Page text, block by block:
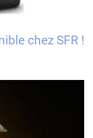
chez SFR !